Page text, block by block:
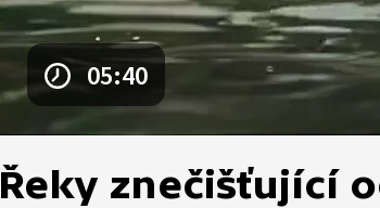
05:40
Řeky znečišťující